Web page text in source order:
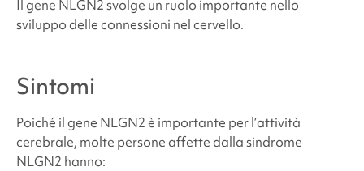
Il gene NLGN2 svolge un ruolo importante nello
sviluppo delle connessioni nel cervello.
Sintomi
Poiché il gene NLGN2 è importante per l’attività
cerebrale, molte persone affette dallasindrome
NLGN2 hanno: